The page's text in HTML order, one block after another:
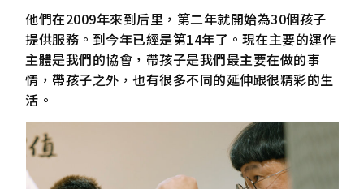
他們在2009年來到后里，第二年就開始為30個孩子
提供服務。到今年已經是第14年了。現在主要的運作
主體是我們的協會，帶孩子是我們最主要在做的事
情，帶孩子之外，也有很多不同的延伸跟很精彩的生
活。